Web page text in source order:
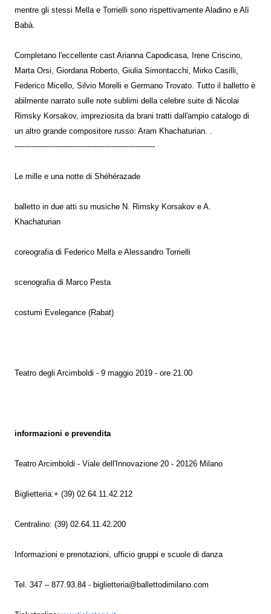
mentre gli stessi Mella e Torrielli sono rispettivamente Aladino e Alì
Babà.
Completano l'eccellente cast Arianna Capodicasa, Irene Criscino,
Marta Orsi, Giordana Roberto, Giulia Simontacchi, Mirko Casilli,
Federico Micello, Silvio Morelli e Germano Trovato. Tutto il balletto è
abilmente narrato sulle note sublimi della celebre suite di Nicolai
Rimsky Korsakov, impreziosita da brani tratti dall'ampio catalogo di
un altro grande compositore russo: Aram Khachaturian. .
----------------------------------------------------------
Le mille e una notte di Shéhérazade
balletto in due atti su musiche N. Rimsky Korsakov e A.
Khachaturian
coreografia di Federico Mella e Alessandro Torrielli
scenografia di Marco Pesta
costumi Evelegance (Rabat)
Teatro degli Arcimboldi - 9 maggio 2019 - ore 21.00
informazioni e prevendita
Teatro Arcimboldi - Viale dell'Innovazione 20 - 20126 Milano
Biglietteria:+ (39) 02.64.11.42.212
Centralino: (39) 02.64.11.42.200
Informazioni e prenotazioni, ufficio gruppi e scuole di danza
Tel. 347 – 877.93.84 - biglietteria@ballettodimilano.com